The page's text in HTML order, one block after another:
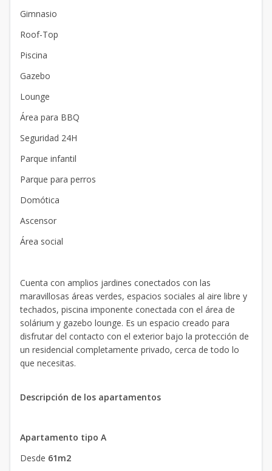
Gimnasio
Roof-Top
Piscina
Gazebo
Lounge
Área para BBQ
Seguridad 24H
Parque infantil
Parque para perros
Domótica
Ascensor
Área social
Cuenta con amplios jardines conectados con las
maravillosas áreas verdes, espacios sociales al aire libre y
techados, piscina imponente conectada con el área de
solárium y gazebo lounge. Es un espacio creado para
disfrutar del contacto con el exterior bajo la protección de
un residencial completamente privado, cerca de todo lo
que necesitas.
Descripción de los apartamentos
Apartamento tipo A
Desde 61m2